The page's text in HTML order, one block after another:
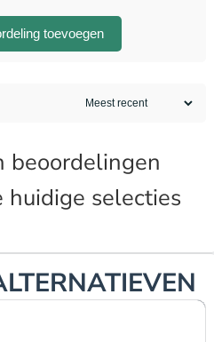
toevoegen
beoordelingen
huidige selecties